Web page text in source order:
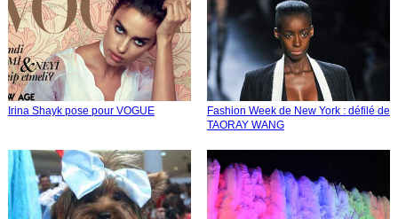
Irina Shayk pose pour VOGUE
Fashion Week de New York : défilé de
TAORAY WANG